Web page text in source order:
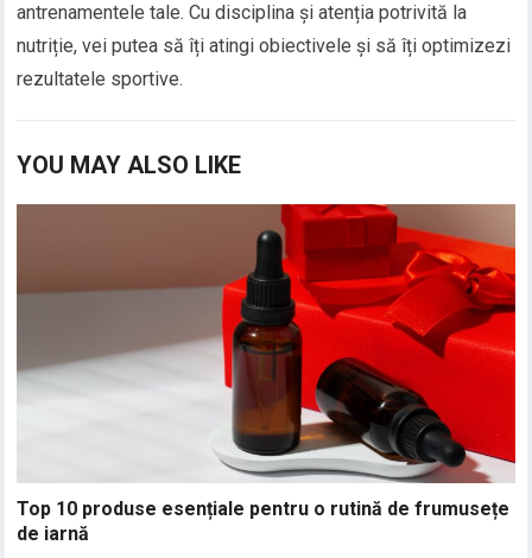
antrenamentele tale. Cu disciplina și atenția potrivită la
nutriție, vei putea să îți atingi obiectivele și să îți optimizezi
rezultatele sportive.
YOU MAY ALSO LIKE
Top 10 produse esențiale pentru o rutină de frumusețe
de iarnă